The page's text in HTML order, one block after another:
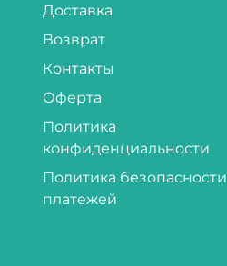
Доставка
Возврат
Контакты
Оферта
Политика
конфиденциальности
Политика безопасности
платежей